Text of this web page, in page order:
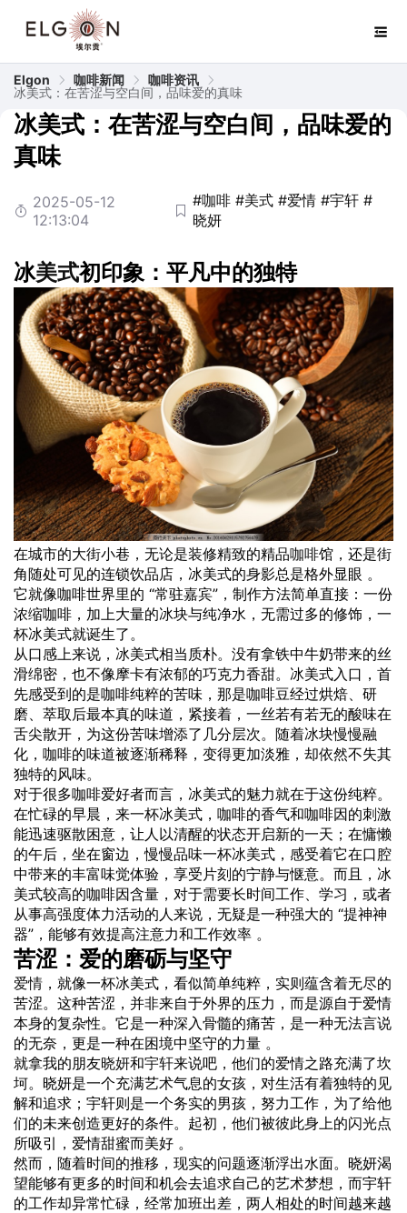
Elgon 咖啡新闻
咖啡资讯
冰美式：在苦涩与空白间，品味爱的真味
冰美式：在苦涩与空白间，品味爱的
真味
2025-05-12
12:13:04
#咖啡 #美式 #爱情 #宇轩 #
晓妍
冰美式初印象：平凡中的独特
在城市的大街小巷，无论是装修精致的精品咖啡馆，还是街
角随处可见的连锁饮品店，冰美式的身影总是格外显眼 。
它就像咖啡世界里的 “常驻嘉宾”，制作方法简单直接：一份
浓缩咖啡，加上大量的冰块与纯净水，无需过多的修饰，一
杯冰美式就诞生了。
从口感上来说，冰美式相当质朴。没有拿铁中牛奶带来的丝
滑绵密，也不像摩卡有浓郁的巧克力香甜。冰美式入口，首
先感受到的是咖啡纯粹的苦味，那是咖啡豆经过烘焙、研
磨、萃取后最本真的味道，紧接着，一丝若有若无的酸味在
舌尖散开，为这份苦味增添了几分层次。随着冰块慢慢融
化，咖啡的味道被逐渐稀释，变得更加淡雅，却依然不失其
独特的风味。
对于很多咖啡爱好者而言，冰美式的魅力就在于这份纯粹。
在忙碌的早晨，来一杯冰美式，咖啡的香气和咖啡因的刺激
能迅速驱散困意，让人以清醒的状态开启新的一天；在慵懒
的午后，坐在窗边，慢慢品味一杯冰美式，感受着它在口腔
中带来的丰富味觉体验，享受片刻的宁静与惬意。而且，冰
美式较高的咖啡因含量，对于需要长时间工作、学习，或者
从事高强度体力活动的人来说，无疑是一种强大的 “提神神
器”，能够有效提高注意力和工作效率 。
苦涩：爱的磨砺与坚守
爱情 ，就像一杯冰美式，看似简单纯粹，实则蕴含着无尽的
苦涩。这种苦涩，并非来自于外界的压力，而是源自于爱情
本身的复杂性。它是一种深入骨髓的痛苦，是一种无法言说
的无奈，更是一种在困境中坚守的力量 。
就拿我的朋友晓妍和宇轩来说吧，他们的爱情之路充满了坎
坷。晓妍是一个充满艺术气息的女孩，对生活有着独特的见
解和追求；宇轩则是一个务实的男孩，努力工作，为了给他
们的未来创造更好的条件。起初，他们被彼此身上的闪光点
所吸引，爱情甜蜜而美好 。
然而，随着时间的推移，现实的问题逐渐浮出水面。晓妍渴
望能够有更多的时间和机会去追求自己的艺术梦想，而宇轩
的工作却异常忙碌，经常加班出差，两人相处的时间越来越